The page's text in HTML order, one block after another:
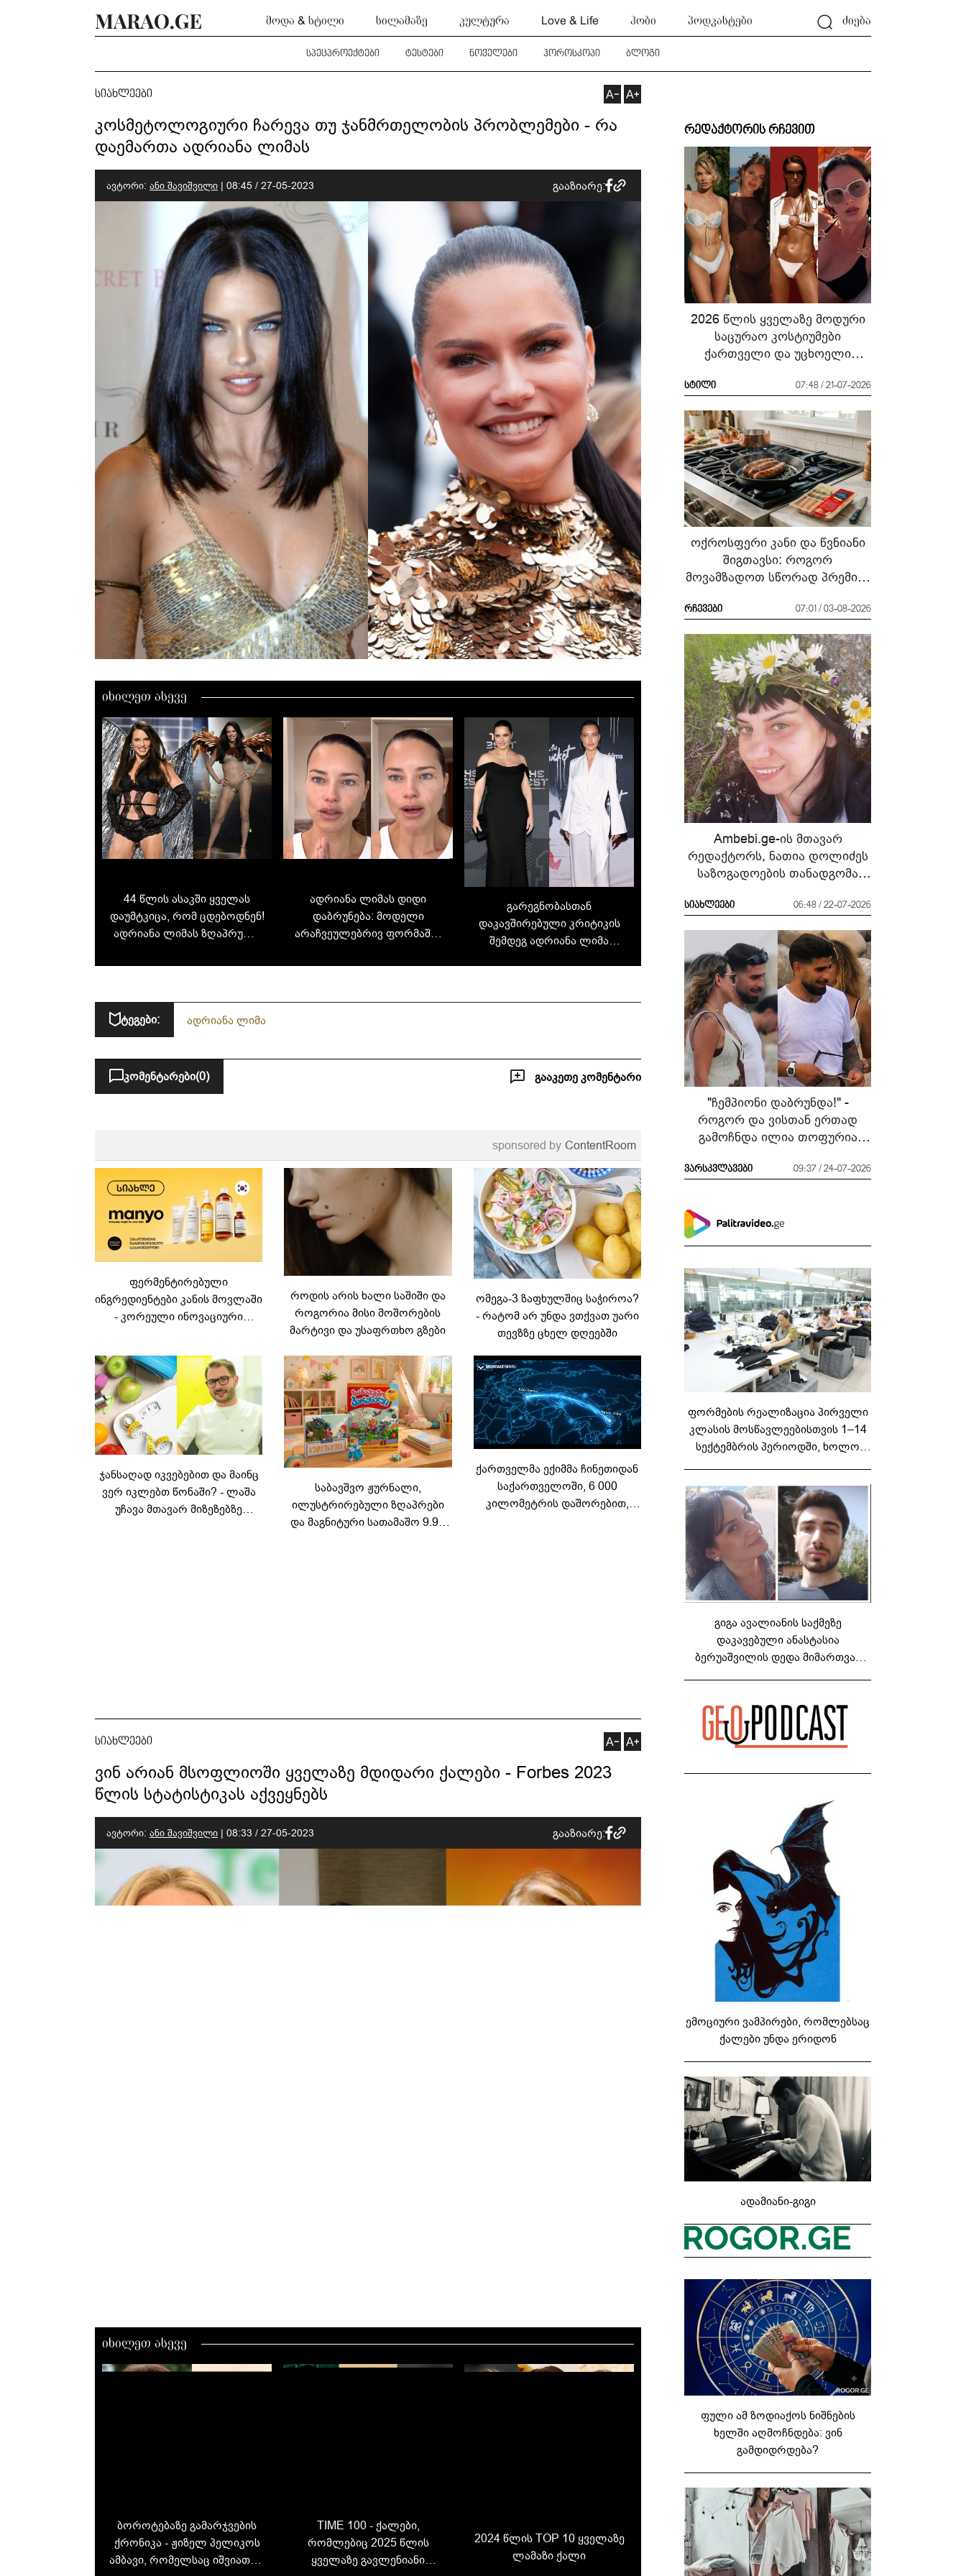
მოდა & სტილი სილამაზე კულტურა Love & Life ჰობი პოდკასტები ძიება
სპეცპროექტები ტესტები ნოველები ჰოროსკოპი ბლოგი
სიახლეები
კოსმეტოლოგიური ჩარევა თუ ჯანმრთელობის პრობლემები - რა
დაემართა ადრიანა ლიმას
ავტორი: ანი შავიშვილი | 08:45 / 27-05-2023 გააზიარე:
იხილეთ ასევე
44 წლის ასაკში ყველას
დაუმტკიცა, რომ ცდებოდნენ!
ადრიანა ლიმას ზღაპრული
Fashion Show 2025-ზე
ადრიანა ლიმას დიდი
დაბრუნება: მოდელი
არაჩვეულებრივ ფორმაშია
გარეგნობასთან
დაკავშირებული კრიტიკის
შემდეგ ადრიანა ლიმა
ტეგები: ადრიანა ლიმა
კომენტარები(0) გააკეთე კომენტარი
sponsored by ContentRoom
ფერმენტირებული
ინგრედიენტები კანის მოვლაში
- კორეული ინოვაციური
როდის არის ხალი საშიში და
როგორია მისი მოშორების
მარტივი და უსაფრთხო გზები
ომეგა-3 ზაფხულშიც საჭიროა?
- რატომ არ უნდა ვთქვათ უარი
თევზზე ცხელ დღეებში
ჯანსაღად იკვებებით და მაინც
ვერ იკლებთ წონაში? - ლაშა
უჩავა მთავარ მიზეზებზე
საბავშვო ჟურნალი,
ილუსტრირებული ზღაპრები
და მაგნიტური სათამაშო 9.90
ქართველმა ექიმმა ჩინეთიდან
საქართველოში, 6 000
კილომეტრის დაშორებით,
სიახლეები
ვინ არიან მსოფლიოში ყველაზე მდიდარი ქალები - Forbes 2023
წლის სტატისტიკას აქვეყნებს
ავტორი: ანი შავიშვილი | 08:33 / 27-05-2023 გააზიარე:
იხილეთ ასევე
ბოროტებაზე გამარჯვების
ქრონიკა - ჟიზელ პელიკოს
ამბავი, რომელსაც იშვიათად
TIME 100 - ქალები,
რომლებიც 2025 წლის
ყველაზე გავლენიანი
2024 წლის TOP 10 ყველაზე
ლამაზი ქალი
რედაქტორის რჩევით
2026 წლის ყველაზე მოდური
საცურაო კოსტიუმები
ქართველი და უცხოელი
რა ჩავიცვათ სანაპიროზე?
სტილი 07:48 / 21-07-2026
ოქროსფერი კანი და წვნიანი
შიგთავსი: როგორ
მოვამზადოთ სწორად პრემიუმ
„შეფმაისტერის“
რჩევები 07:01 / 03-08-2026
Ambebi.ge-ის მთავარ
რედაქტორს, ნათია დოლიძეს
საზოგადოების თანადგომა
სიახლეები 06:48 / 22-07-2026
"ჩემპიონი დაბრუნდა!" -
როგორ და ვისთან ერთად
გამოჩნდა ილია თოფურია
ვარსკვლავები 09:37 / 24-07-2026
ფორმების რეალიზაცია პირველი
კლასის მოსწავლეებისთვის 1–14
სექტემბრის პერიოდში, ხოლო
გიგა ავალიანის საქმეზე
დაკავებული ანასტასია
ბერუაშვილის დედა მიმართვას
თავს, მის მერე მე მე არ ვარ"
ემოციური ვამპირები, რომლებსაც
ქალები უნდა ერიდონ
ადამიანი-გიგი
ფული ამ ზოდიაქოს ნიშნების
ხელში აღმოჩნდება: ვინ
გამდიდრდება?